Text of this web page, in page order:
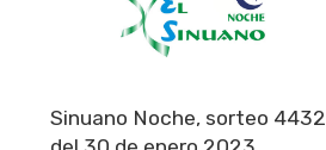
Sinuano Noche, sorteo 4432